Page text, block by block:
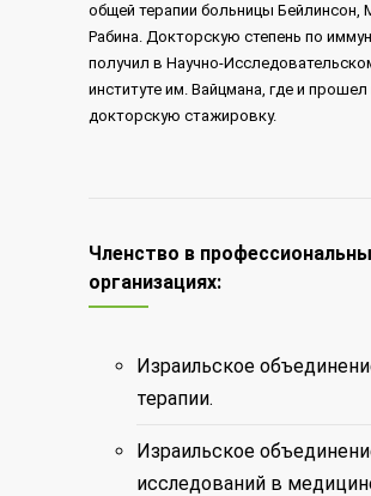
общей терапии больницы Бейлинсон,
Рабина. Докторскую степень по
получил в Научно-
институте им. Вайцмана, где и прошел
докторскую стажировку.
Членство в
организациях:
Израильское
терапии.
Израильское
исследований в